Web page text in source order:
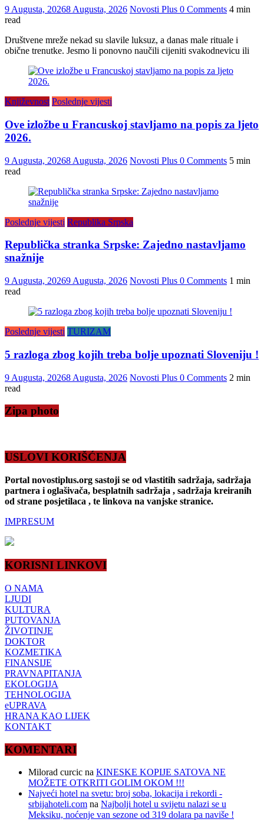
9 Augusta, 20268 Augusta, 2026 Novosti Plus 0 Comments 4 min
read
Društvene mreže nekad su slavile luksuz, a danas male rituale i
obične trenutke. Jesmo li ponovno naučili cijeniti svakodnevicu ili
Književnost Poslednje vijesti
Ove izložbe u Francuskoj stavljamo na popis za ljeto
2026.
9 Augusta, 20268 Augusta, 2026 Novosti Plus 0 Comments 5 min
read
Poslednje vijesti Republika Srpska
Republička stranka Srpske: Zajedno nastavljamo
snažnije
9 Augusta, 20269 Augusta, 2026 Novosti Plus 0 Comments 1 min
read
Poslednje vijesti TURIZAM
5 razloga zbog kojih treba bolje upoznati Sloveniju !
9 Augusta, 20268 Augusta, 2026 Novosti Plus 0 Comments 2 min
read
Zipa photo
USLOVI KORIŠĆENJA
Portal novostiplus.org sastoji se od vlastitih sadržaja, sadržaja
partnera i oglašivača, besplatnih sadržaja , sadržaja kreiranih
od strane posjetilaca , te linkova na vanjske stranice.
IMPRESUM
KORISNI LINKOVI
O NAMA
LJUDI
KULTURA
PUTOVANJA
ŽIVOTINJE
DOKTOR
KOZMETIKA
FINANSIJE
PRAVNAPITANJA
EKOLOGIJA
TEHNOLOGIJA
eUPRAVA
HRANA KAO LIJEK
KONTAKT
KOMENTARI
Milorad curcic na KINESKE KOPIJE SATOVA NE
MOŽETE OTKRITI GOLIM OKOM !!!
Najveći hotel na svetu: broj soba, lokacija i rekordi -
srbijahoteli.com na Najbolji hotel u svijetu nalazi se u
Meksiku, noćenje van sezone od 319 dolara pa naviše !